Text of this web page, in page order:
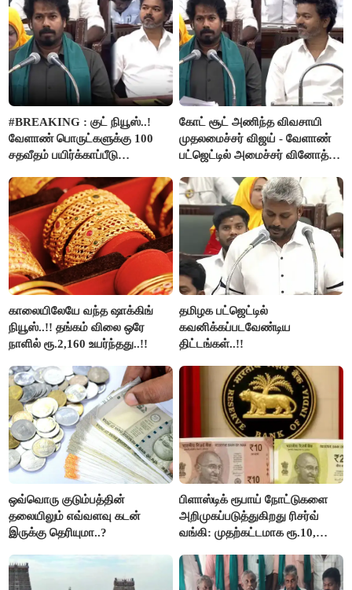
#BREAKING : குட் நியூஸ்..!
வேளாண் பொருட்களுக்கு 100
சதவீதம் பயிர்க்காப்பீடு
வினோத்..!
கோட் சூட் அணிந்த விவசாயி
முதலமைச்சர் விஜய் - வேளாண்
பட்ஜெட்டில் அமைச்சர் வினோத்
காலையிலேயே வந்த ஷாக்கிங்
நியூஸ்..!! தங்கம் விலை ஒரே
நாளில் ரூ.2,160 உயர்ந்தது..!!
தமிழக பட்ஜெட்டில்
கவனிக்கப்படவேண்டிய
திட்டங்கள்..!!
ஒவ்வொரு குடும்பத்தின்
தலையிலும் எவ்வளவு கடன்
இருக்கு தெரியுமா..?
பிளாஸ்டிக் ரூபாய் நோட்டுகளை
அறிமுகப்படுத்துகிறது ரிசர்வ்
வங்கி: முதற்கட்டமாக ரூ.10,